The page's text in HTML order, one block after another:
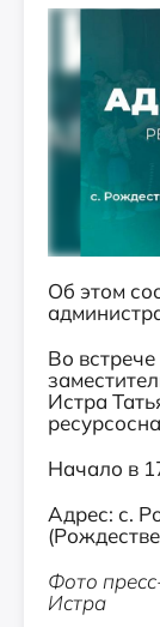
Об этом
Во
Истра
Начало в
Адрес: с.
Фото
Истра